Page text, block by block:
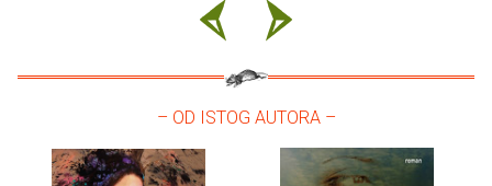
– OD ISTOG AUTORA –